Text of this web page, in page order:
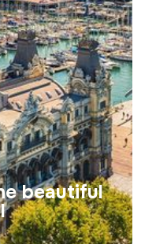
Parcours
beautiful